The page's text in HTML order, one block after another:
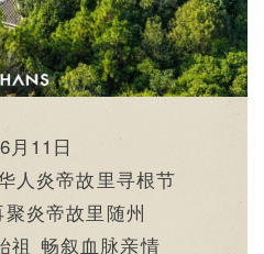
6月11日
人炎帝故里寻根节
炎帝故里随州
祖 畅叙血脉亲情